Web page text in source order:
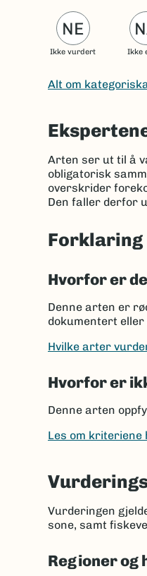
NE
Ikke vurdert Ikke
Alt om
Arten ser ut til å
obligatorisk
overskrider
Den faller derfor
Forklaring
Hvorfor er
Denne arten er
dokumentert
Hvilke arter
Hvorfor er
Denne arten
Les om kriteriene
Vurderingen
sone, samt
Regioner og